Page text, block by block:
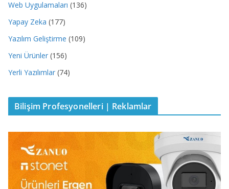
Web Uygulamaları (136)
Yapay Zeka (177)
Yazılım Geliştirme (109)
Yeni Ürünler (156)
Yerli Yazılımlar (74)
Bilişim Profesyonelleri | Reklamlar